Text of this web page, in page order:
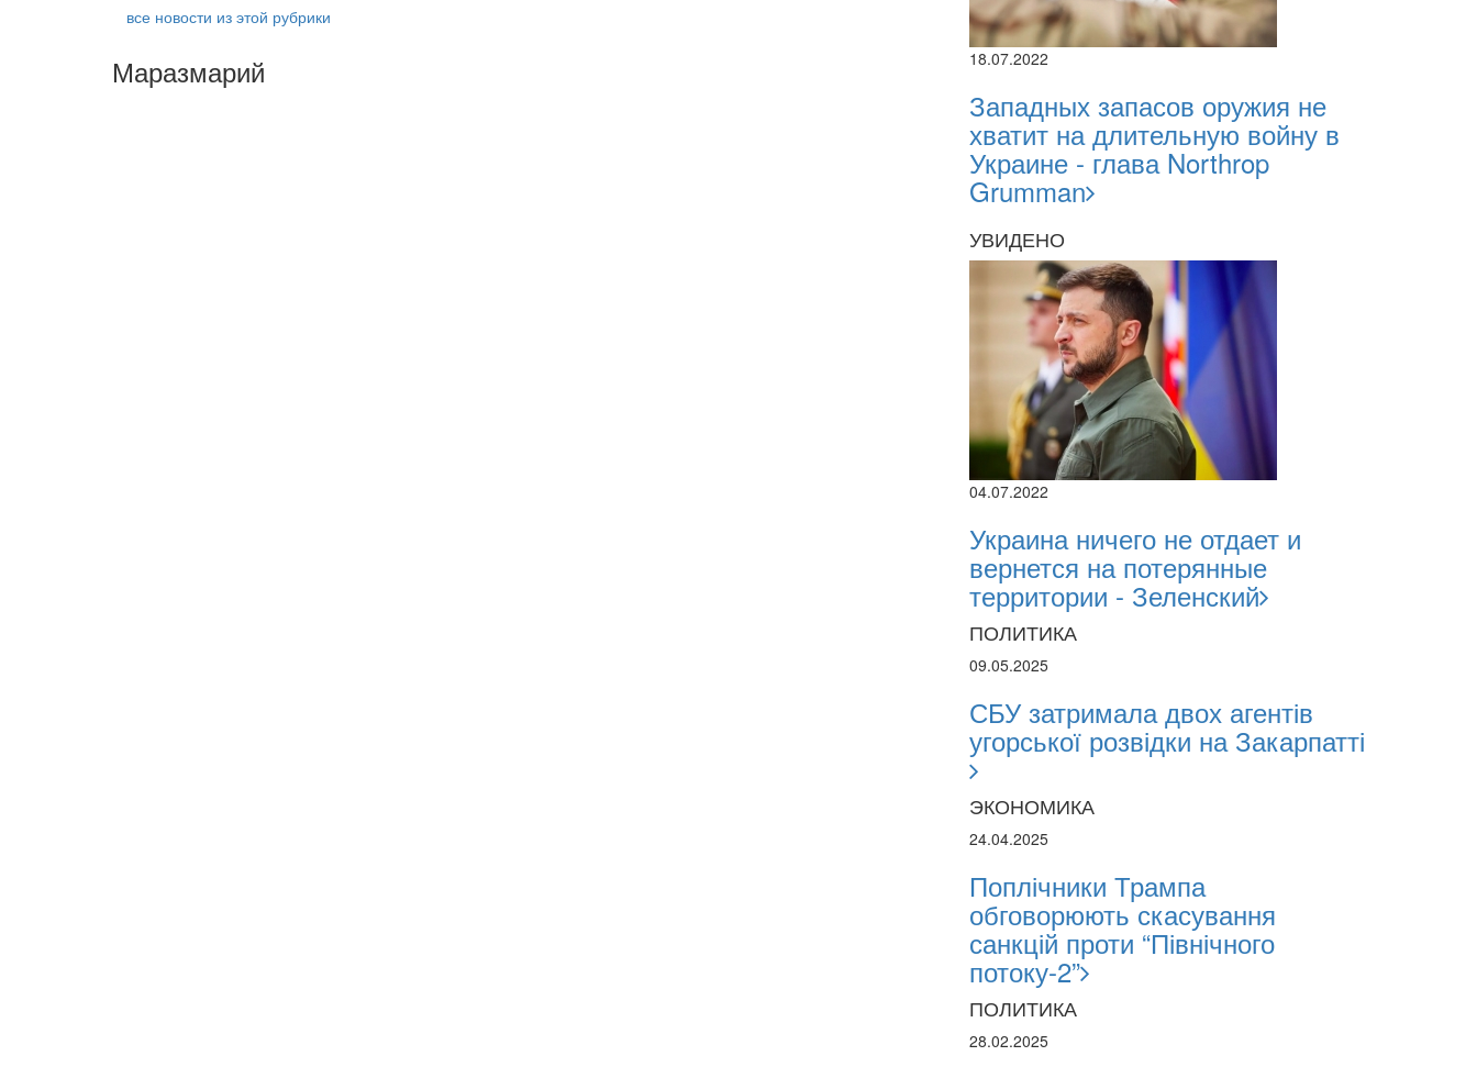
все новости из этой рубрики
Маразмарий 18.07.2022
Западных запасов оружия не
хватит на длительную войну в
Украине - глава Northrop
Grumman
УВИДЕНО
04.07.2022
Украина ничего не отдает и
вернется на потерянные
территории - Зеленский
ПОЛИТИКА
09.05.2025
СБУ затримала двох агентів
угорської розвідки на Закарпатті
ЭКОНОМИКА
24.04.2025
Поплічники Трампа
обговорюють скасування
санкцій проти “Північного
потоку-2”
ПОЛИТИКА
28.02.2025